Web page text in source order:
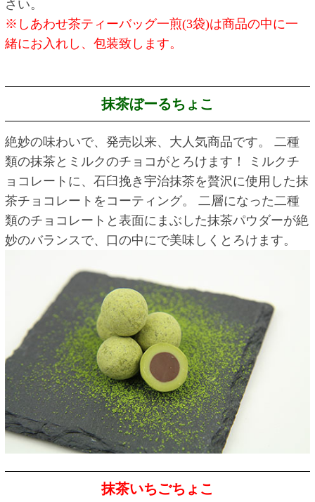
さい。
※しあわせ茶ティーバッグ一煎(3袋)は商品の中に一
緒にお入れし、包装致します。
抹茶ぼーるちょこ
絶妙の味わいで、発売以来、大人気商品です。 二種
類の抹茶とミルクのチョコがとろけます！ ミルクチ
ョコレートに、石臼挽き宇治抹茶を贅沢に使用した抹
茶チョコレートをコーティング。 二層になった二種
類のチョコレートと表面にまぶした抹茶パウダーが絶
妙のバランスで、口の中にで美味しくとろけます。
抹茶いちごちょこ